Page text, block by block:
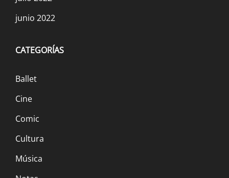
junio 2022
CATEGORÍAS
Ballet
Cine
Comic
Cultura
Música